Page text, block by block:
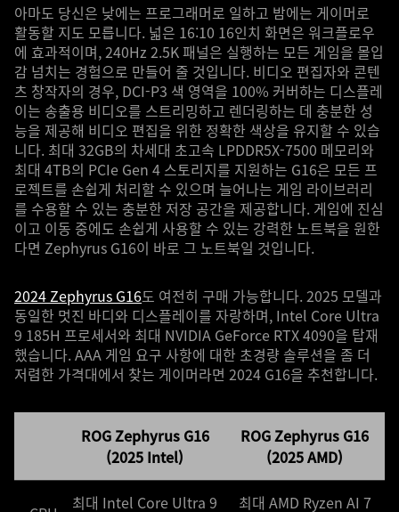
아마도 당신은 낮에는 프로그래머로 일하고 밤에는 게이머로
활동할 지도 모릅니다. 넓은 16:10 16인치 화면은 워크플로우
에 효과적이며, 240Hz 2.5K 패널은 실행하는 모든 게임을 몰입
감 넘치는 경험으로 만들어 줄 것입니다. 비디오 편집자와 콘텐
츠 창작자의 경우, DCI-P3 색 영역을 100% 커버하는 디스플레
이는 송출용 비디오를 스트리밍하고 렌더링하는 데 충분한 성
능을 제공해 비디오 편집을 위한 정확한 색상을 유지할 수 있습
니다. 최대 32GB의 차세대 초고속 LPDDR5X-7500 메모리와
최대 4TB의 PCIe Gen 4 스토리지를 지원하는 G16은 모든 프
로젝트를 손쉽게 처리할 수 있으며 늘어나는 게임 라이브러리
를 수용할 수 있는 충분한 저장 공간을 제공합니다. 게임에 진심
이고 이동 중에도 손쉽게 사용할 수 있는 강력한 노트북을 원한
다면 Zephyrus G16이 바로 그 노트북일 것입니다.
2024 Zephyrus G16도 여전히 구매 가능합니다. 2025 모델과
동일한 멋진 바디와 디스플레이를 자랑하며, Intel Core Ultra
9 185H 프로세서와 최대 NVIDIA GeForce RTX 4090을 탑재
했습니다. AAA 게임 요구 사항에 대한 초경량 솔루션을 좀 더
저렴한 가격대에서 찾는 게이머라면 2024 G16을 추천합니다.
ROG Zephyrus G16
(2025 Intel)
ROG Zephyrus G16
(2025 AMD)
최대 Intel Core Ultra 9
최대 AMD Ryzen AI 7